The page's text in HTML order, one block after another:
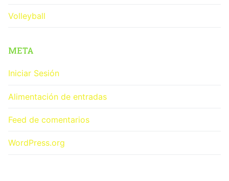
Volleyball
META
Iniciar Sesión
Alimentación de entradas
Feed de comentarios
WordPress.org